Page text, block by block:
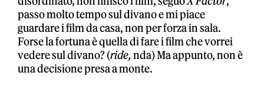
passo molto tempo sul divano e mi piace
guardare i film da casa, non per forza in sala.
Forse la fortuna è quella di fare i film che vorrei
vedere sul divano? (ride,nda) Ma appunto, non è
una decisione presa a monte.